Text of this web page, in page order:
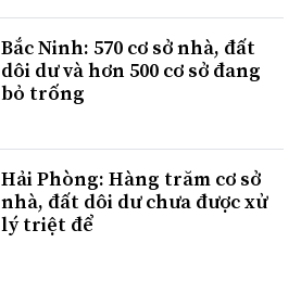
Bắc Ninh: 570 cơ sở nhà, đất
dôi dư và hơn 500 cơ sở đang
bỏ trống
Hải Phòng: Hàng trăm cơ sở
nhà, đất dôi dư chưa được xử
lý triệt để